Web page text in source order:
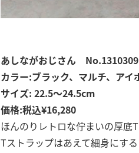
あしながおじさん No.1310309
カラー:ブラック、マルチ、アイ
サイズ: 22.5〜24.5cm
価格:税込¥16,280
ほんのりレトロな佇まいの厚底
Tストラップはあえて細身にす